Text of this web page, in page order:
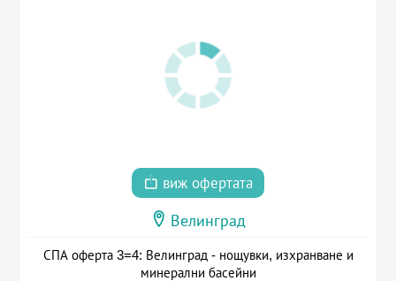
виж офертата
Велинград
СПА оферта 3=4: Велинград - нощувки, изхранване и
минерални басейни